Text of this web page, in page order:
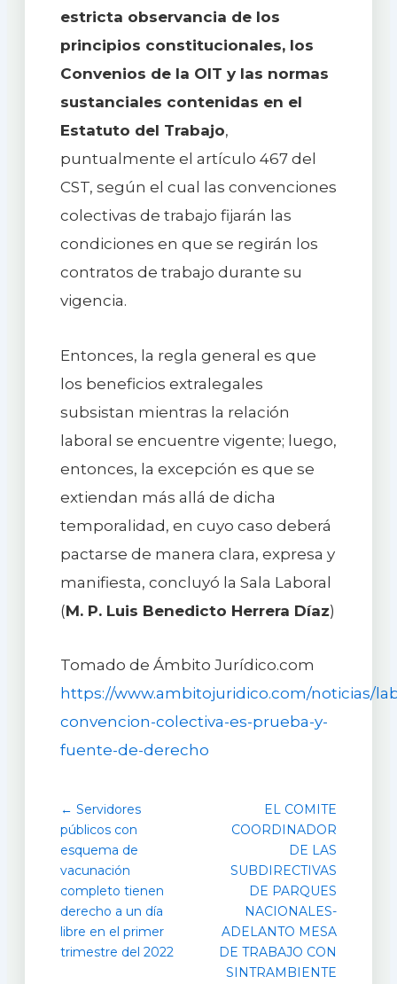
estricta observancia de los
principios constitucionales, los
Convenios de la OIT y las normas
sustanciales contenidas en el
Estatuto del Trabajo,
puntualmente el artículo 467 del
CST, según el cual las convenciones
colectivas de trabajo fijarán las
condiciones en que se regirán los
contratos de trabajo durante su
vigencia.
Entonces, la regla general es que
los beneficios extralegales
subsistan mientras la relación
laboral se encuentre vigente; luego,
entonces, la excepción es que se
extiendan más allá de dicha
temporalidad, en cuyo caso deberá
pactarse de manera clara, expresa y
manifiesta, concluyó la Sala Laboral
(M. P. Luis Benedicto Herrera Díaz)
Tomado de Ámbito Jurídico.com
https://www.ambitojuridico.com/noticias/
convencion-colectiva-es-prueba-y-
fuente-de-derecho
← Servidores
públicos con
esquema de
vacunación
completo tienen
derecho a un día
libre en el primer
trimestre del 2022
EL COMITE
COORDINADOR
DE LAS
SUBDIRECTIVAS
DE PARQUES
NACIONALES-
ADELANTO MESA
DE TRABAJO CON
SINTRAMBIENTE